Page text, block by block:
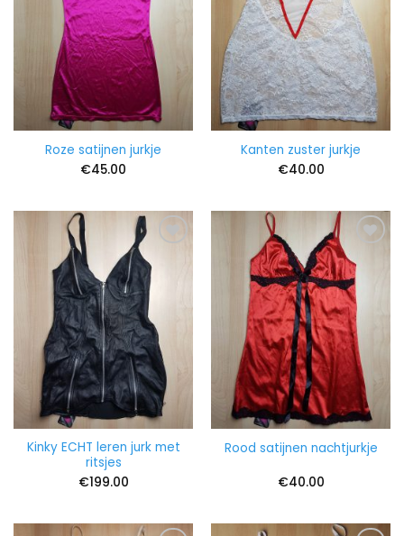
Roze satijnen jurkje
€45.00
Kanten zuster jurkje
€40.00
Kinky ECHT leren jurk met
ritsjes
€199.00
Rood satijnen nachtjurkje
€40.00